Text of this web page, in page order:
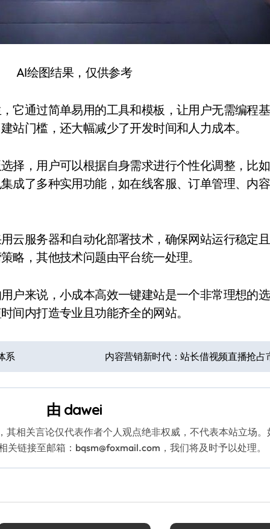
AI绘图结果，仅供参考
它通过简单易用的工具和模板，让用户无需编程
站门槛，还大幅减少了开发时间和人力成本。
择，用户可以根据自身需求进行个性化调整，比
成了多种实用功能，如在线客服、订单管理、内容
云服务器和自动化部署技术，确保网站运行稳定
略，其他技术问题由平台统一处理。
户来说，小成本高效一键建站是一个非常理想的
间内打造专业且功能齐全的网站。
系 内容营销新时代：站长借视频直播抢占
由 dawei
其相关言论仅代表作者个人观点绝非权威，不代表本站立场
关链接至邮箱：bqsm@foxmail.com，我们将及时予以处理。